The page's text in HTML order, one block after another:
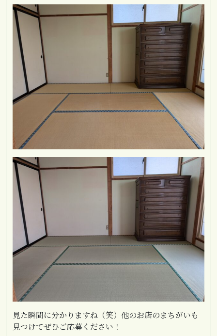
見た瞬間に分かりますね（笑）他のお店のまちがいも
見つけてぜひご応募ください！